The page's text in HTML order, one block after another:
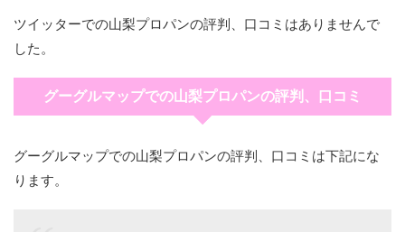
ツイッターでの山梨プロパンの評判、口コミはありませんで
した。
グーグルマップでの山梨プロパンの評判、口コミ
グーグルマップでの山梨プロパンの評判、口コミは下記にな
ります。